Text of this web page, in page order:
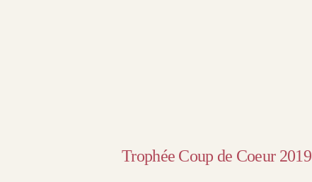
Trophée Coup de Coeur 2019